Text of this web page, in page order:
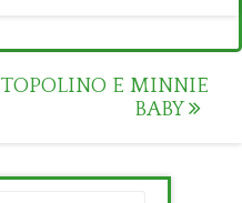
TOPOLINO E MINNIE
BABY